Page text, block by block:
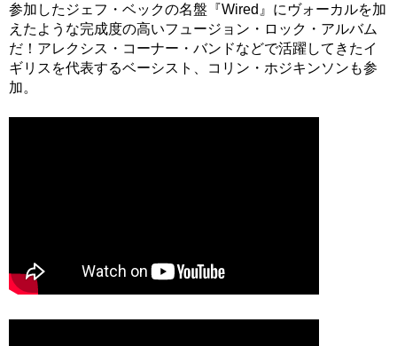
参加したジェフ・ベックの名盤『Wired』にヴォーカルを加
えたような完成度の高いフュージョン・ロック・アルバム
だ！アレクシス・コーナー・バンドなどで活躍してきたイ
ギリスを代表するベーシスト、コリン・ホジキンソンも参
加。